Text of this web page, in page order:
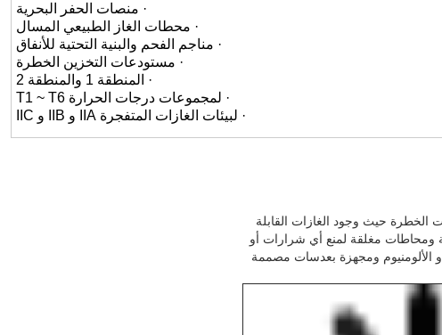
· منصات الحفر البحرية
· محطات الغاز الطبيعي المسال
· مناجم الفحم والبنية التحتية للأنفاق
· مستودعات التخزين الخطرة
· المنطقة 1 والمنطقة 2
· لمجموعات درجات الحرارة T1 ~ T6
· لبيئات الغازات المتفجرة IIA و IIB و IIC
حيث وجود الغازات القابلة
ومحاطات مغلقة لمنع أي شرارات أو
الألومنيوم ومجهزة بعدسات مصممة